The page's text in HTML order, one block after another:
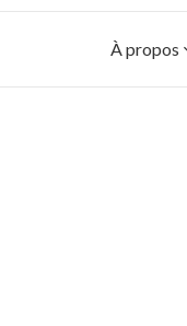
À propos